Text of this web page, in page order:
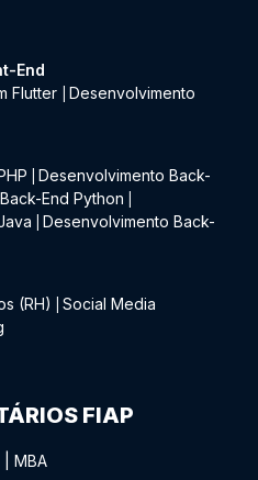
End
Flutter
Desenvolvimento
Desenvolvimento Back-
End Python
Desenvolvimento Back-
(RH)
Social Media
FIAP
MBA